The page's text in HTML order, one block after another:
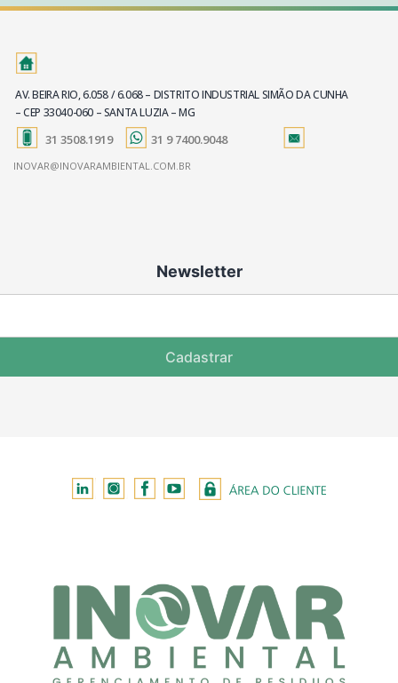
AV. BEIRA RIO, 6.058 / 6.068 – DISTRITO INDUSTRIAL SIMÃO DA CUNHA
– CEP 33040-060 – SANTA LUZIA – MG
31 3508.1919 31 9 7400.9048
INOVAR@INOVARAMBIENTAL.COM.BR
Newsletter
Cadastrar